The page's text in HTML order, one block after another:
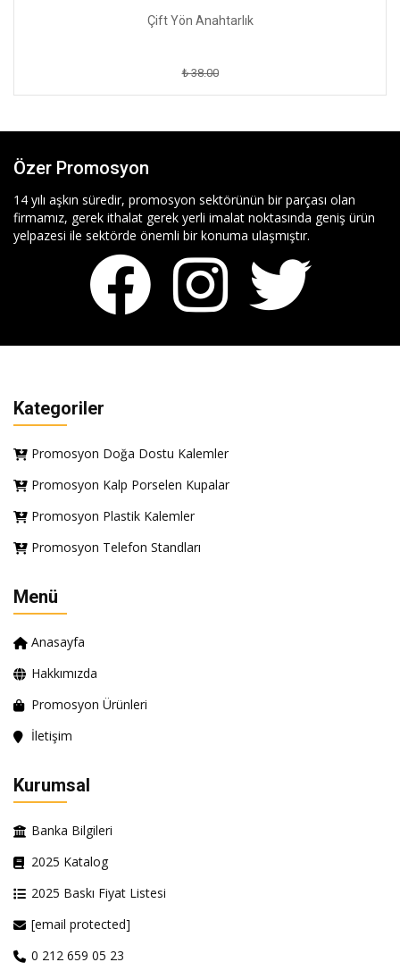
Çift Yön Anahtarlık
₺ 38.00
Özer Promosyon
14 yılı aşkın süredir, promosyon sektörünün bir parçası olan
firmamız, gerek ithalat gerek yerli imalat noktasında geniş ürün
yelpazesi ile sektörde önemli bir konuma ulaşmıştır.
Kategoriler
Promosyon Doğa Dostu Kalemler
Promosyon Kalp Porselen Kupalar
Promosyon Plastik Kalemler
Promosyon Telefon Standları
Menü
Anasayfa
Hakkımızda
Promosyon Ürünleri
İletişim
Kurumsal
Banka Bilgileri
2025 Katalog
2025 Baskı Fiyat Listesi
[email protected]
0 212 659 05 23